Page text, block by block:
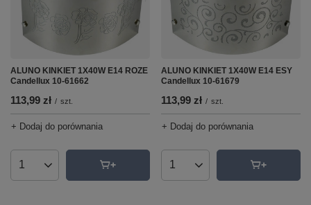
ALUNO KINKIET 1X40W E14 ROZE
Candellux 10-61662
113,99 zł / szt.
+ Dodaj do porównania
Ilość produktów
ALUNO KINKIET 1X40W E14 ESY
Candellux 10-61679
113,99 zł / szt.
+ Dodaj do porównania
Ilość produktów